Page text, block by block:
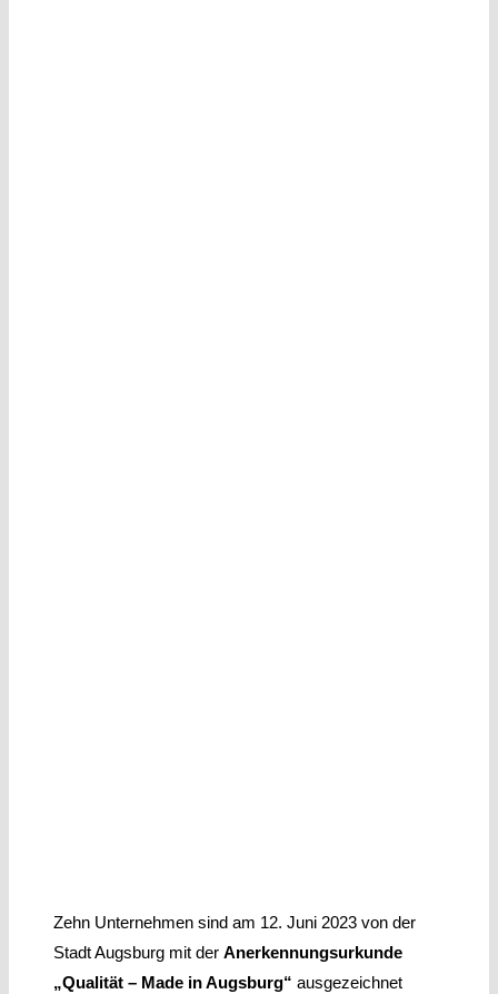
Zehn Unternehmen sind am 12. Juni 2023 von der
Stadt Augsburg mit der Anerkennungsurkunde
„Qualität – Made in Augsburg“ ausgezeichnet